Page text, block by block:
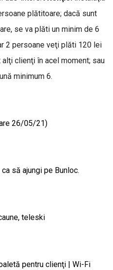
plătitoare; dacă sunt
se va plăti un minim de 6
2 persoane veţi plăti 120 lei
alţi clienţi în acel moment; sau
minimum 6.
26/05/21)
să ajungi pe Bunloc.
teleski
pentru clienţi | Wi-Fi